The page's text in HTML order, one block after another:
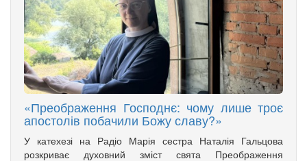
«Преображення Господнє: чому лише троє
апостолів побачили Божу славу?»
У катехезі на Радіо Марія сестра Наталія Гальцова
розкриває духовний зміст свята Преображення